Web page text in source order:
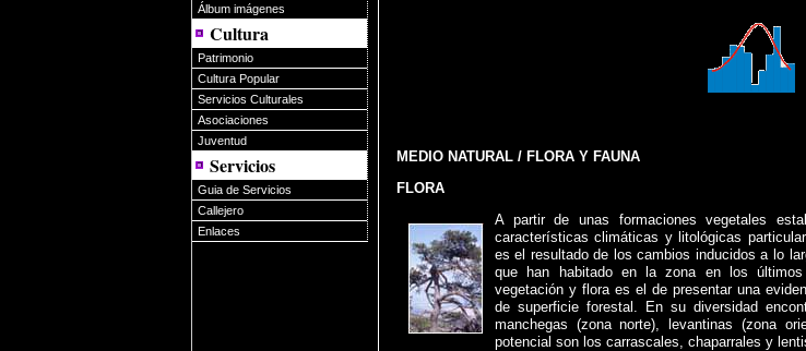
Álbum imágenes
Cultura
Patrimonio
Cultura Popular
Servicios Culturales
Asociaciones
Juventud
Servicios
Guia de Servicios
Callejero
Enlaces
MEDIO NATURAL / FLORA Y FAUNA
FLORA
A partir de unas formaciones vegetales
características climáticas y litológicas
es el resultado de los cambios inducidos a lo
que han habitado en la zona en los
vegetación y flora es el de presentar una
de superficie forestal. En su diversidad
manchegas (zona norte), levantinas (zona
potencial son los carrascales, chaparrales y